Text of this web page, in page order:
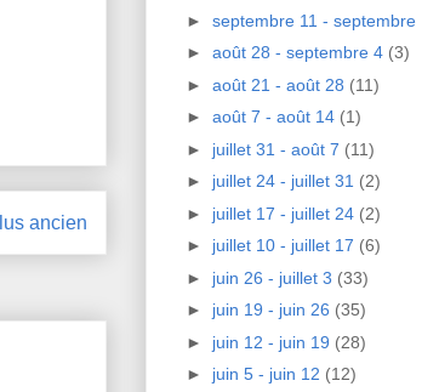
ancien
► septembre 11 -
► août 28 - septembre 4 (3)
► août 21 - août 28 (11)
► août 7 - août 14 (1)
► juillet 31 - août 7 (11)
► juillet 24 - juillet 31 (2)
► juillet 17 - juillet 24 (2)
► juillet 10 - juillet 17 (6)
► juin 26 - juillet 3 (33)
► juin 19 - juin 26 (35)
► juin 12 - juin 19 (28)
► juin 5 - juin 12 (12)